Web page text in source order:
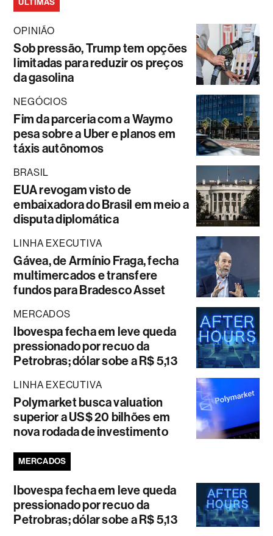
ÚLTIMAS
OPINIÃO
Sob pressão, Trump tem opções
limitadas para reduzir os preços
da gasolina
NEGÓCIOS
Fim da parceria com a Waymo
pesa sobre a Uber e planos em
táxis autônomos
BRASIL
EUA revogam visto de
embaixadora do Brasil em meio a
disputa diplomática
LINHA EXECUTIVA
Gávea, de Armínio Fraga, fecha
multimercados e transfere
fundos para Bradesco Asset
MERCADOS
Ibovespa fecha em leve queda
pressionado por recuo da
Petrobras; dólar sobe a R$ 5,13
LINHA EXECUTIVA
Polymarket busca valuation
superior a US$ 20 bilhões em
nova rodada de investimento
MERCADOS
Ibovespa fecha em leve queda
pressionado por recuo da
Petrobras; dólar sobe a R$ 5,13